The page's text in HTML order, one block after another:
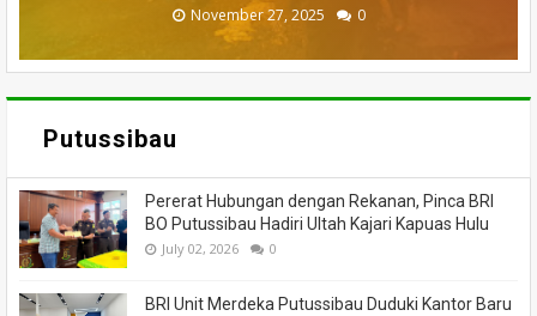
July 05, 2026 0
November 27, 2025 0
March 26, 2025 0
March 13, 2025 0
February 18, 2025 0
Putussibau
Pererat Hubungan dengan Rekanan, Pinca BRI
BO Putussibau Hadiri Ultah Kajari Kapuas Hulu
July 02, 2026 0
BRI Unit Merdeka Putussibau Duduki Kantor Baru